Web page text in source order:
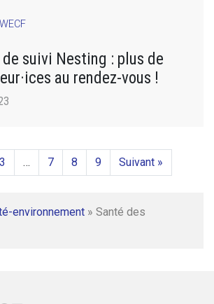
suivi Nesting : plus de
au rendez-vous !
3 … 7 8 9 Suivant »
environnement » Santé des